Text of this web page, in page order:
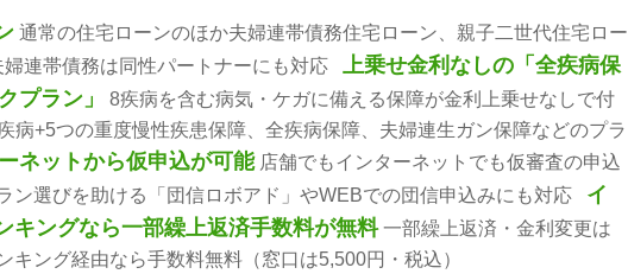
通常の住宅ローンのほか夫婦連帯債務住宅ローン、親子二世代住宅ロー
婦連帯債務は同性パートナーにも対応
上乗せ金利なしの「全疾病保
プラン」
8疾病を含む病気・ケガに備える保障が金利上乗せなしで付
病+5つの重度慢性疾患保障、全疾病保障、夫婦連生ガン保障などのプラ
ネットから仮申込が可能店舗でもインターネットでも仮審査の申込
ン選びを助ける「団信ロボアド」やWEBでの団信申込みにも対応 イ
キングなら一部繰上返済手数料が無料一部繰上返済・金利変更は
キング経由なら手数料無料（窓口は5,500円・税込）